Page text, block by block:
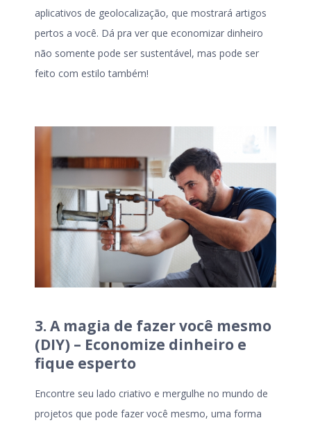
aplicativos de geolocalização, que mostrará artigos
pertos a você. Dá pra ver que economizar dinheiro
não somente pode ser sustentável, mas pode ser
feito com estilo também!
3. A magia de fazer você mesmo
(DIY) – Economize dinheiro e
fique esperto
Encontre seu lado criativo e mergulhe no mundo de
projetos que pode fazer você mesmo, uma forma